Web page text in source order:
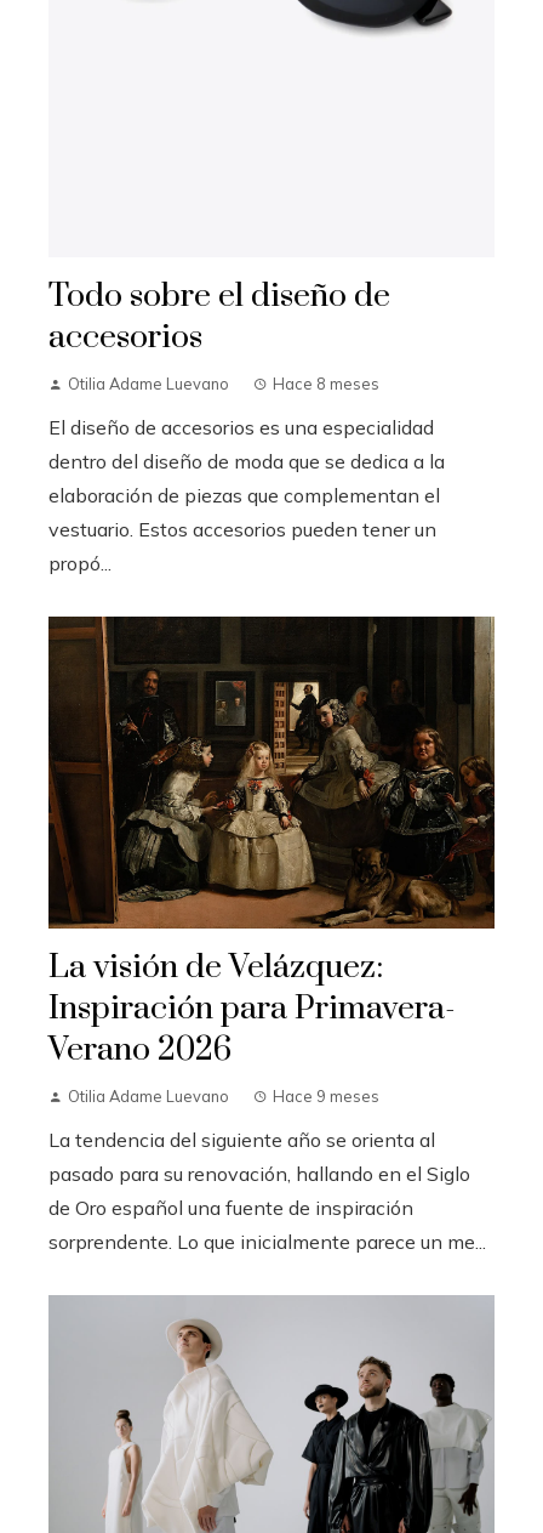
Todo sobre el diseño de
accesorios
Otilia Adame Luevano Hace 8 meses
El diseño de accesorios es una especialidad
dentro del diseño de moda que se dedica a la
elaboración de piezas que complementan el
vestuario. Estos accesorios pueden tener un
propó...
La visión de Velázquez:
Inspiración para Primavera-
Verano 2026
Otilia Adame Luevano Hace 9 meses
La tendencia del siguiente año se orienta al
pasado para su renovación, hallando en el Siglo
de Oro español una fuente de inspiración
sorprendente. Lo que inicialmente parece un me...